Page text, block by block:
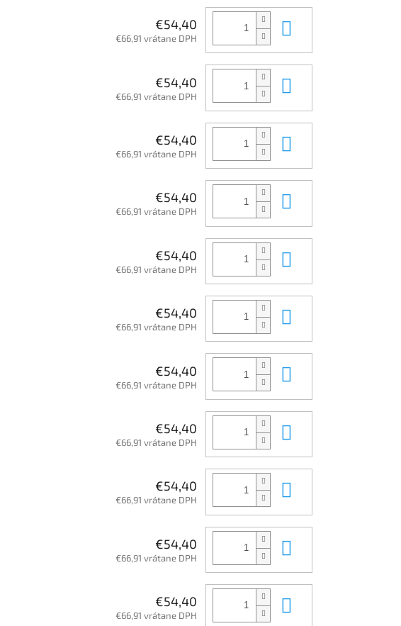
€54,40
€66,91 vrátane DPH
€54,40
€66,91 vrátane DPH
€54,40
€66,91 vrátane DPH
€54,40
€66,91 vrátane DPH
€54,40
€66,91 vrátane DPH
€54,40
€66,91 vrátane DPH
€54,40
€66,91 vrátane DPH
€54,40
€66,91 vrátane DPH
€54,40
€66,91 vrátane DPH
€54,40
€66,91 vrátane DPH
€54,40
€66,91 vrátane DPH